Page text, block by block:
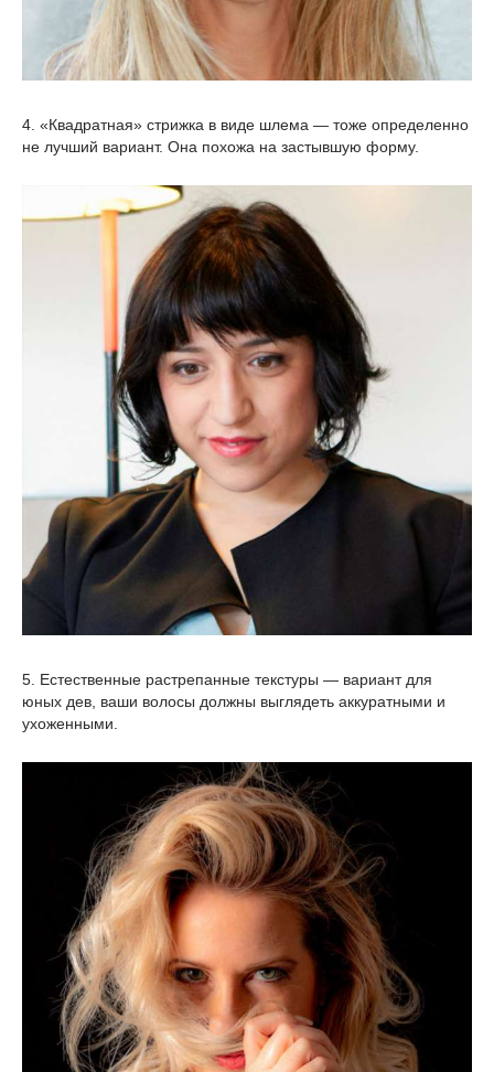
4. «Квадратная» стрижка в виде шлема — тоже определенно
не лучший вариант. Она похожа на застывшую форму.
5. Естественные растрепанные текстуры — вариант для
юных дев, ваши волосы должны выглядеть аккуратными и
ухоженными.